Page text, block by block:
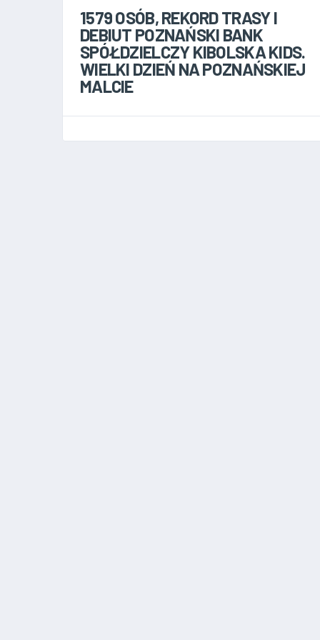
1579 OSÓB, REKORD TRASY I
DEBIUT POZNAŃSKI BANK
SPÓŁDZIELCZY KIBOLSKA KIDS.
WIELKI DZIEŃ NA POZNAŃSKIEJ
MALCIE